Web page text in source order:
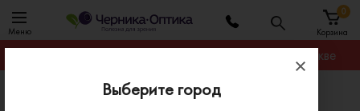
Выберите город
Меню Корзина
0
Гарантируем лучшую цену на любую оправу в Москве
Оправы для очков